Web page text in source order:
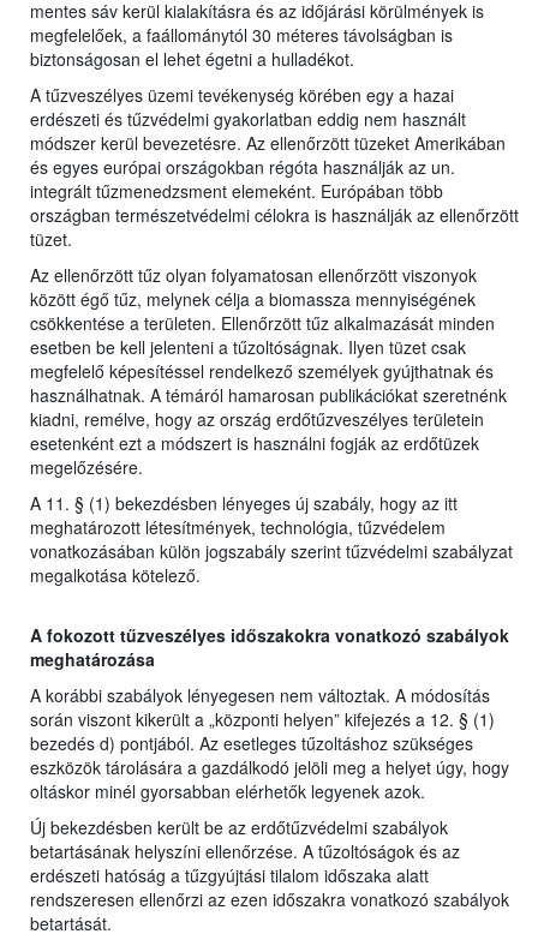
mentes sáv kerül kialakításra és az időjárási körülmények is
megfelelőek, a faállománytól 30 méteres távolságban is
biztonságosan el lehet égetni a hulladékot.
A tűzveszélyes üzemi tevékenység körében egy a hazai
erdészeti és tűzvédelmi gyakorlatban eddig nem használt
módszer kerül bevezetésre. Az ellenőrzött tüzeket Amerikában
és egyes európai országokban régóta használják az un.
integrált tűzmenedzsment elemeként. Európában több
országban természetvédelmi célokra is használják az ellenőrzött
tüzet.
Az ellenőrzött tűz olyan folyamatosan ellenőrzött viszonyok
között égő tűz, melynek célja a biomassza mennyiségének
csökkentése a területen. Ellenőrzött tűz alkalmazását minden
esetben be kell jelenteni a tűzoltóságnak. Ilyen tüzet csak
megfelelő képesítéssel rendelkező személyek gyújthatnak és
használhatnak. A témáról hamarosan publikációkat szeretnénk
kiadni, remélve, hogy az ország erdőtűzveszélyes területein
esetenként ezt a módszert is használni fogják az erdőtüzek
megelőzésére.
A 11. § (1) bekezdésben lényeges új szabály, hogy az itt
meghatározott létesítmények, technológia, tűzvédelem
vonatkozásában külön jogszabály szerint tűzvédelmi szabályzat
megalkotása kötelező.
A fokozott tűzveszélyes időszakokra vonatkozó szabályok
meghatározása
A korábbi szabályok lényegesen nem változtak. A módosítás
során viszont kikerült a „központi helyen” kifejezés a 12. § (1)
bezedés d) pontjából. Az esetleges tűzoltáshoz szükséges
eszközök tárolására a gazdálkodó jelöli meg a helyet úgy, hogy
oltáskor minél gyorsabban elérhetők legyenek azok.
Új bekezdésben került be az erdőtűzvédelmi szabályok
betartásának helyszíni ellenőrzése. A tűzoltóságok és az
erdészeti hatóság a tűzgyújtási tilalom időszaka alatt
rendszeresen ellenőrzi az ezen időszakra vonatkozó szabályok
betartását.